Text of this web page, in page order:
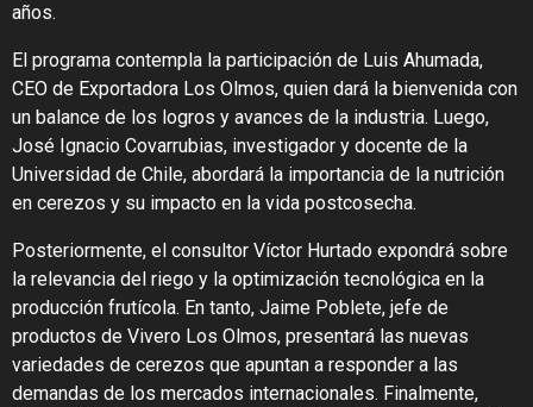
años.
El programa contempla la participación de Luis Ahumada,
CEO de Exportadora Los Olmos, quien dará la bienvenida con
un balance de los logros y avances de la industria. Luego,
José Ignacio Covarrubias, investigador y docente de la
Universidad de Chile, abordará la importancia de la nutrición
en cerezos y su impacto en la vida postcosecha.
Posteriormente, el consultor Víctor Hurtado expondrá sobre
la relevancia del riego y la optimización tecnológica en la
producción frutícola. En tanto, Jaime Poblete, jefe de
productos de Vivero Los Olmos, presentará las nuevas
variedades de cerezos que apuntan a responder a las
demandas de los mercados internacionales. Finalmente,